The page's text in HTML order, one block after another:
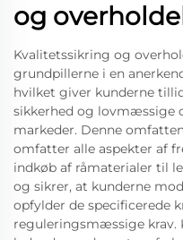
og
Kvalitetssikring og
grundpillerne i en
hvilket giver kunderne
sikkerhed og lovmæssige
markeder. Denne
omfatter alle aspekter af
indkøb af råmaterialer til
og sikrer, at kunderne
opfylder de specificerede
reguleringsmæssige krav.